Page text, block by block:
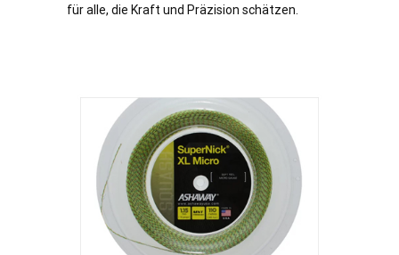
für alle, die Kraft und Präzision schätzen.